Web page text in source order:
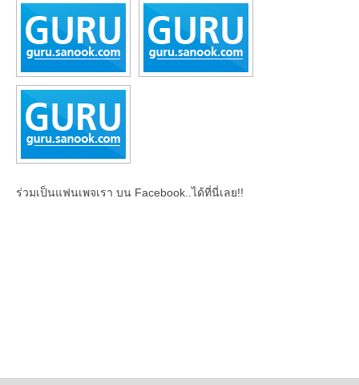
ร่วมเป็นแฟนเพจเรา บน Facebook..ได้ที่นี่เลย!!